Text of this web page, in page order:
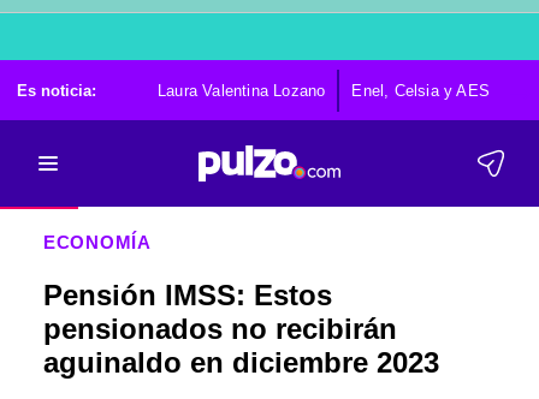
Es noticia: Laura Valentina Lozano Enel, Celsia y AES
ECONOMÍA
Pensión IMSS: Estos
pensionados no recibirán
aguinaldo en diciembre 2023